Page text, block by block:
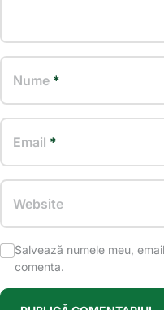
Nume *
Email *
Website
Salvează numele meu,
comenta.